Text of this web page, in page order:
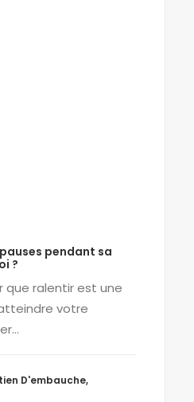
pendant sa
?
que ralentir est une
votre
D'embauche,